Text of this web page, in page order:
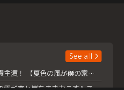
See all
浮所飛貴主演！ 【夏色の風が僕の家にやってきた】 本日よりテラサで独占配信スタート！